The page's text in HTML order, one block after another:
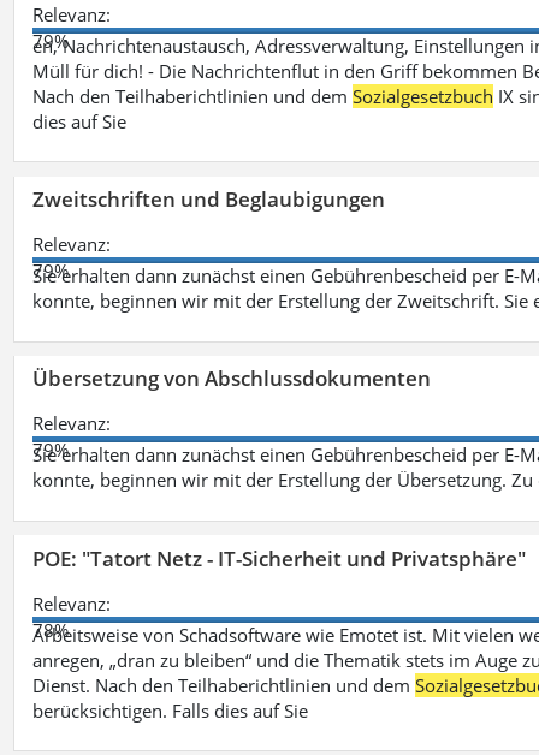
Relevanz:
79%
en, Nachrichtenaustausch, Adressverwaltung,
Müll für dich! - Die Nachrichtenflut in den Griff bekommen
Nach den Teilhaberichtlinien und demSozialgesetzbuch IX
dies auf Sie
Zweitschriften und Beglaubigungen
Relevanz:
79%
Sie erhalten dann zunächst einen Gebührenbescheid per E-
konnte, beginnen wir mit der Erstellung der Zweitschrift. Sie
Übersetzung von Abschlussdokumenten
Relevanz:
79%
Sie erhalten dann zunächst einen Gebührenbescheid per E-
konnte, beginnen wir mit der Erstellung der Übersetzung.
POE: "Tatort Netz - IT-Sicherheit und Privatsphäre"
Relevanz:
78%
Arbeitsweise von Schadsoftware wie Emotet ist. Mit vielen
anregen, „dran zu bleiben“ und die Thematik stets im
Dienst. Nach den Teilhaberichtlinien und dem
berücksichtigen. Falls dies auf Sie